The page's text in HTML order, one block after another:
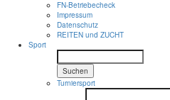
FN-Betriebecheck
Impressum
Datenschutz
REITEN und ZUCHT
Sport
Suchen
Turniersport